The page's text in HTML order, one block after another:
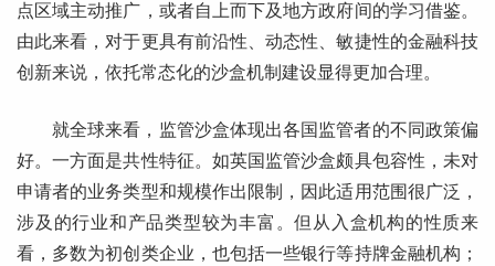
点区域主动推广，或者自上而下及地方政府间的学习借鉴。
由此来看，对于更具有前沿性、动态性、敏捷性的金融科技
创新来说，依托常态化的沙盒机制建设显得更加合理。
就全球来看，监管沙盒体现出各国监管者的不同政策偏
好。一方面是共性特征。如英国监管沙盒颇具包容性，未对
申请者的业务类型和规模作出限制，因此适用范围很广泛，
涉及的行业和产品类型较为丰富。但从入盒机构的性质来
看，多数为初创类企业，也包括一些银行等持牌金融机构；